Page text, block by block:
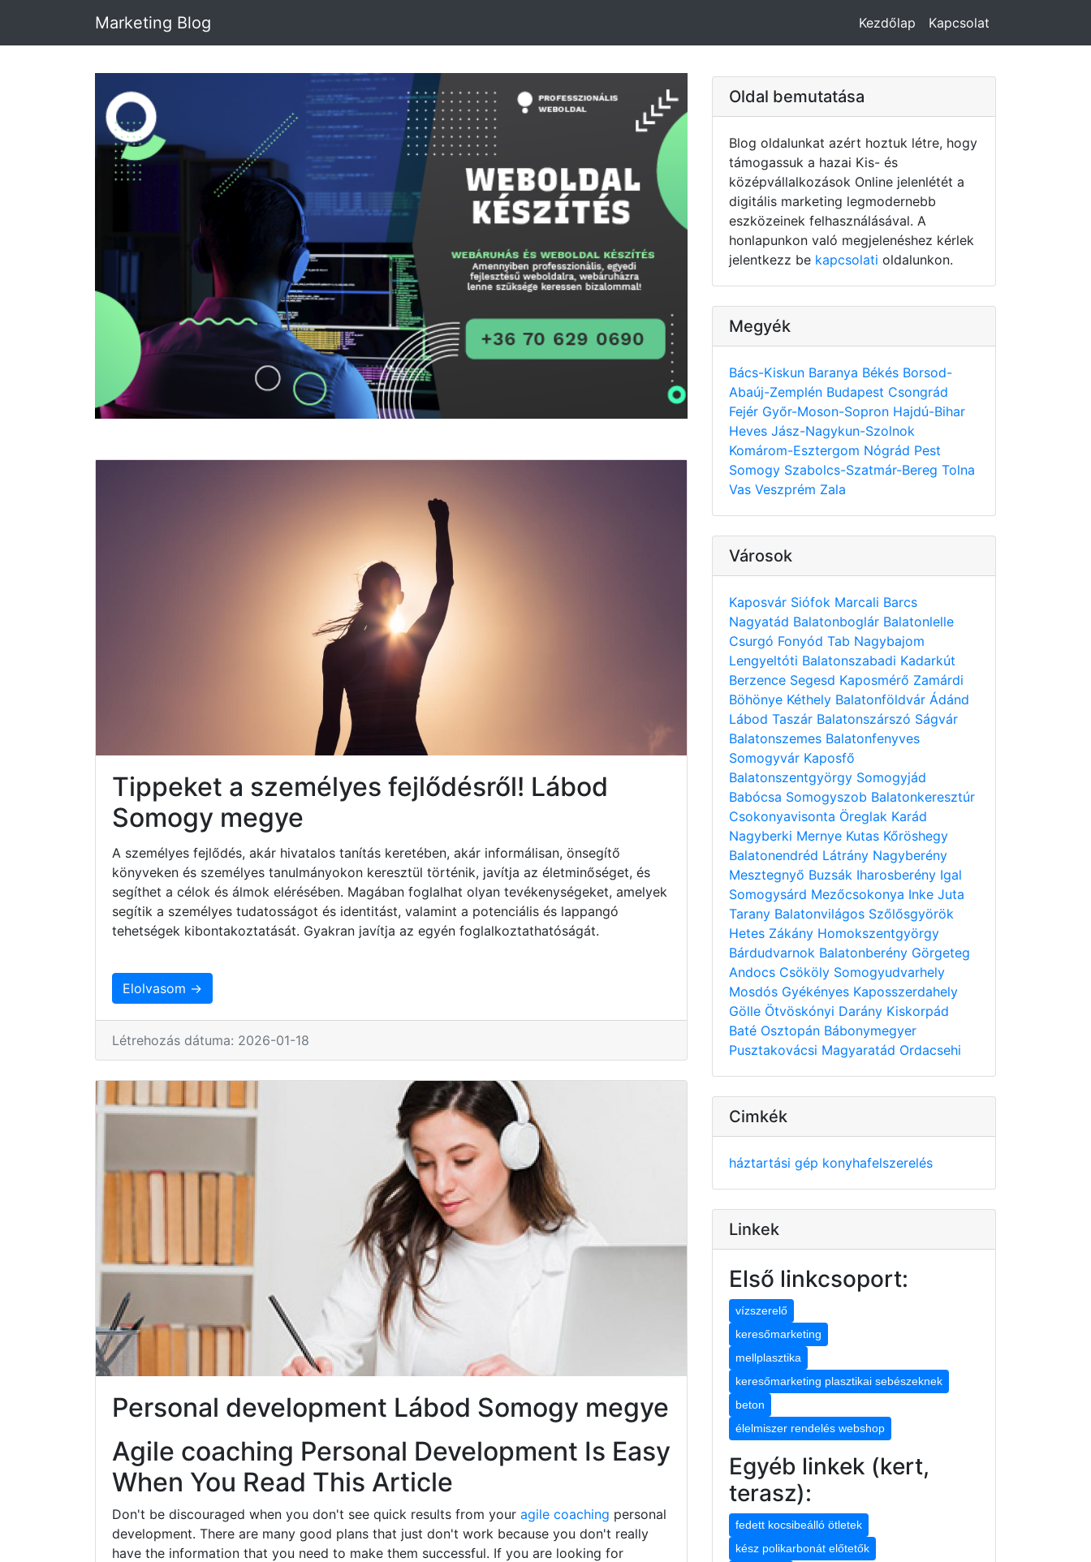
Marketing Blog Kezdőlap Kapcsolat
Tippeket a személyes fejlődésről! Lábod
Somogy megye
A személyes fejlődés, akár hivatalos tanítás keretében, akár informálisan, önsegítő
könyveken és személyes tanulmányokon keresztül történik, javítja az életminőséget, és
segíthet a célok és álmok elérésében. Magában foglalhat olyan tevékenységeket, amelyek
segítik a személyes tudatosságot és identitást, valamint a potenciális és lappangó
tehetségek kibontakoztatását. Gyakran javítja az egyén foglalkoztathatóságát.
Elolvasom →
Létrehozás dátuma: 2026-01-18
Personal development Lábod Somogy megye
Agile coaching Personal Development Is Easy
When You Read This Article
Don't be discouraged when you don't see quick results from your agile coaching personal
development. There are many good plans that just don't work because you don't really
have the information that you need to make them successful. If you are looking for
Oldal bemutatása
Blog oldalunkat azért hoztuk létre, hogy
támogassuk a hazai Kis- és
középvállalkozások Online jelenlétét a
digitális marketing legmodernebb
eszközeinek felhasználásával. A
honlapunkon való megjelenéshez kérlek
jelentkezz be kapcsolati oldalunkon.
Megyék
Bács-Kiskun Baranya Békés Borsod-
Abaúj-Zemplén Budapest Csongrád
Fejér Győr-Moson-Sopron Hajdú-Bihar
Heves Jász-Nagykun-Szolnok
Komárom-Esztergom Nógrád Pest
Somogy Szabolcs-Szatmár-Bereg Tolna
Vas Veszprém Zala
Városok
Kaposvár Siófok Marcali Barcs
Nagyatád Balatonboglár Balatonlelle
Csurgó Fonyód Tab Nagybajom
Lengyeltóti Balatonszabadi Kadarkút
Berzence Segesd Kaposmérő Zamárdi
Böhönye Kéthely Balatonföldvár Ádánd
Lábod Taszár Balatonszárszó Ságvár
Balatonszemes Balatonfenyves
Somogyvár Kaposfő
Balatonszentgyörgy Somogyjád
Babócsa Somogyszob Balatonkeresztúr
Csokonyavisonta Öreglak Karád
Nagyberki Mernye Kutas Kőröshegy
Balatonendréd Látrány Nagyberény
Mesztegnyő Buzsák Iharosberény Igal
Somogysárd Mezőcsokonya Inke Juta
Tarany Balatonvilágos Szőlősgyörök
Hetes Zákány Homokszentgyörgy
Bárdudvarnok Balatonberény Görgeteg
Andocs Csököly Somogyudvarhely
Mosdós Gyékényes Kaposszerdahely
Gölle Ötvöskónyi Darány Kiskorpád
Baté Osztopán Bábonymegyer
Pusztakovácsi Magyaratád Ordacsehi
Cimkék
háztartási gép konyhafelszerelés
Linkek
Első linkcsoport:
vízszerelő
keresőmarketing
mellplasztika
keresőmarketing plasztikai sebészeknek
beton
élelmiszer rendelés webshop
Egyéb linkek (kert,
terasz):
fedett kocsibeálló ötletek
kész polikarbonát előtetők